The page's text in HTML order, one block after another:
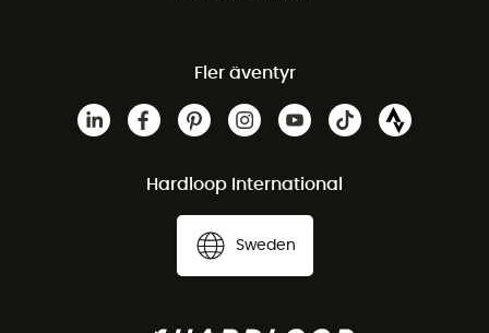
Fler äventyr
Hardloop International
Sweden